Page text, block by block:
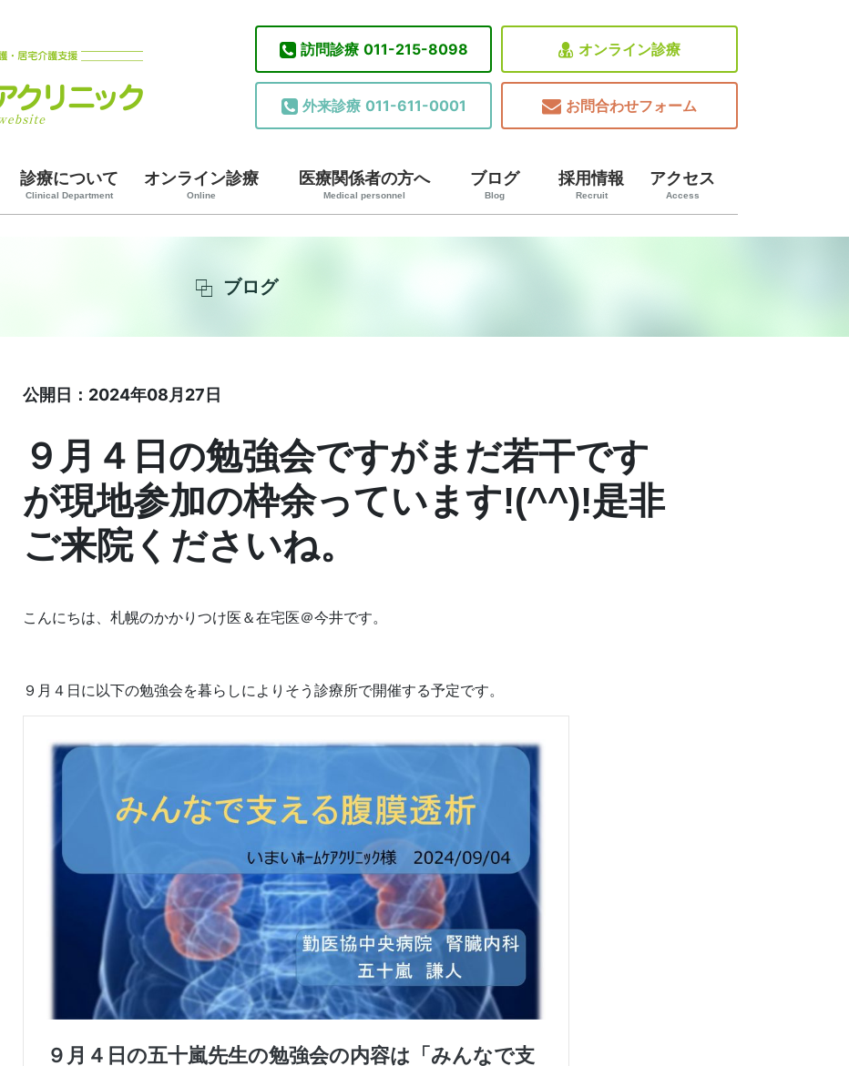
訪問診療 011-215-8098
外来診療 011-611-0001
オンライン診療
お問合わせフォーム
診療について
Clinical Department
オンライン診療
Online
医療関係者の方へ
Medical personnel
ブログ
Blog
採用情報
Recruit
アクセス
Access
ブログ
公開日：2024年08月27日
９月４日の勉強会ですがまだ若干です
が現地参加の枠余っています!(^^)!是非
ご来院くださいね。
こんにちは、札幌のかかりつけ医＆在宅医＠今井です。
９月４日に以下の勉強会を暮らしによりそう診療所で開催する予定です。